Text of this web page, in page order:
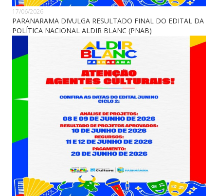
17/06/2026
PARANARAMA DIVULGA RESULTADO FINAL DO EDITAL DA
POLÍTICA NACIONAL ALDIR BLANC (PNAB)